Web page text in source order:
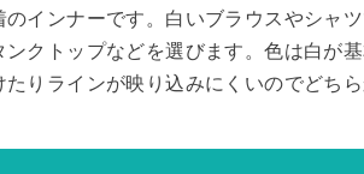
のインナーです。白いブラウスやシャ
ンクトップなどを選びます。色は白が
りラインが映り込みにくいのでどち